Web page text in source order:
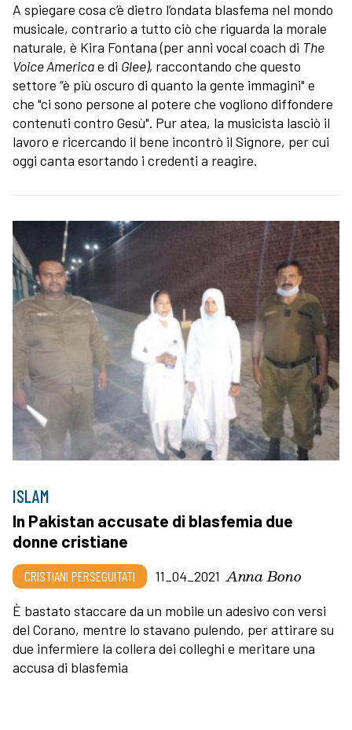
A spiegare cosa c’è dietro l’ondata blasfema nel mondo
musicale, contrario a tutto ciò che riguarda la morale
naturale, è Kira Fontana (per anni vocal coach di The
Voice Americae di Glee), raccontando che questo
settore “è più oscuro di quanto la gente immagini" e
che "ci sono persone al potere che vogliono diffondere
contenuti contro Gesù". Pur atea, la musicista lasciò il
lavoro e ricercando il bene incontrò il Signore, per cui
oggi canta esortando i credenti a reagire.
ISLAM
In Pakistan accusate di blasfemia due
donne cristiane
CRISTIANI PERSEGUITATI 11_04_2021 Anna Bono
È bastato staccare da un mobile un adesivo con versi
del Corano, mentre lo stavano pulendo, per attirare su
due infermiere la collera dei colleghi e meritare una
accusa di blasfemia